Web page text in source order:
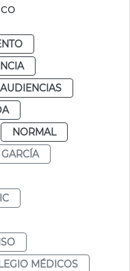
NORMAL
MÉDICOS